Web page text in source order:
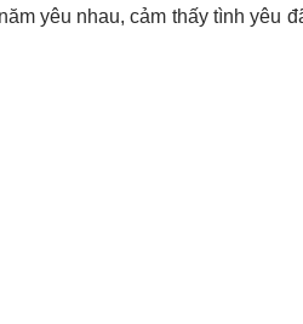
yêu nhau, cảm thấy tình yêu